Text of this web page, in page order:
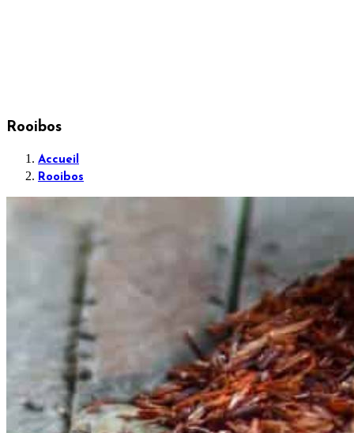
Rooibos
Accueil
Rooibos